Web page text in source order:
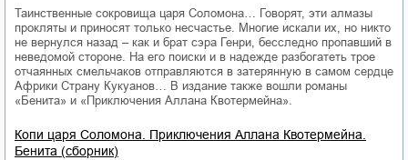
Таинственные сокровища царя Соломона… Говорят, эти алмазы
прокляты и приносят только несчастье. Многие искали их, но никто
не вернулся назад – как и брат сэра Генри, бесследно пропавший в
неведомой стороне. На его поиски и в надежде разбогатеть трое
отчаянных смельчаков отправляются в затерянную в самом сердце
Африки Страну Кукуанов… В издание также вошли романы
«Бенита» и «Приключения Аллана Квотермейна».
Копи царя Соломона. Приключения Аллана Квотермейна.
Бенита (сборник)